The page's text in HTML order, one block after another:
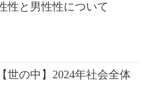
性と男性性について
世の中】2024年社会全体